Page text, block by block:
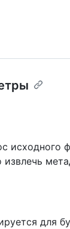
исходного
для